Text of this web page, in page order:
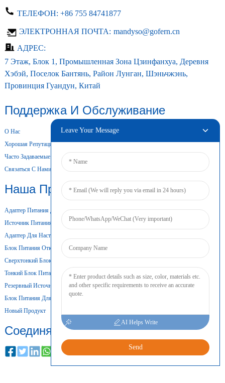
ТЕЛЕФОН: +86 755 84741877
ЭЛЕКТРОННАЯ ПОЧТА: mandyso@gofern.cn
АДРЕС:
7 Этаж, Блок 1, Промышленная Зона Цзинфанхуа, Деревня
Хэбэй, Поселок Бантянь, Район Лунган, Шэньчжэнь,
Провинция Гуандун, Китай
Поддержка И Обслуживание
О Нас
Хорошая Репутация
Часто Задаваемые Вопросы
Связаться С Нами
Наша Продукция
Адаптер Питания Для Настольного Компьютера
Источник Питания Переменного/постоянного Тока
Адаптер Для Настенного Крепления
Блок Питания Открытого Типа
Сверхтонкий Блок Питания
Тонкий Блок Питания
Резервный Источник Питания От Батареи
Блок Питания Для DIN-Рейки
Новый Продукт
Соединять
Leave Your Message
AI Helps Write
Send